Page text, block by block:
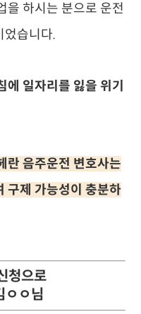
을 하시는 분으로 운전
었습니다.
일자리를 잃을 위기
란 음주운전 변호사는
구제 가능성이 충분하
청으로
ㅇㅇ님